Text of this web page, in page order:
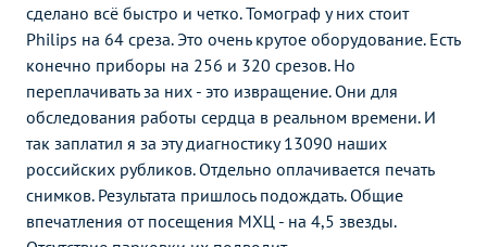
сделано всё быстро и четко. Томограф у них стоит
Philips на 64 среза. Это очень крутое оборудование. Есть
конечно приборы на 256 и 320 срезов. Но
переплачивать за них - это извращение. Они для
обследования работы сердца в реальном времени. И
так заплатил я за эту диагностику 13090 наших
российских рубликов. Отдельно оплачивается печать
снимков. Результата пришлось подождать. Общие
впечатления от посещения МХЦ - на 4,5 звезды.